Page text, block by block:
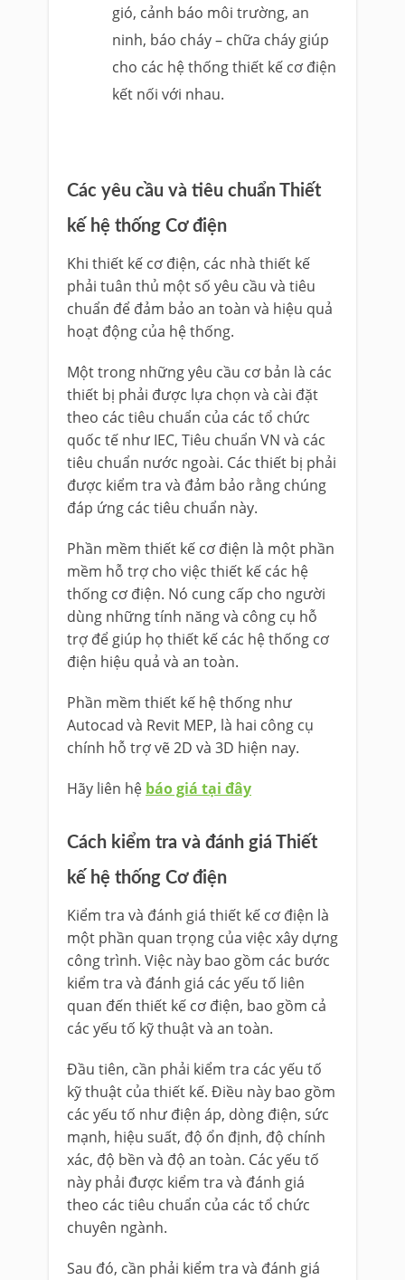
gió, cảnh báo môi trường, an
ninh, báo cháy – chữa cháy giúp
cho các hệ thống thiết kế cơ điện
kết nối với nhau.
Các yêu cầu và tiêu chuẩn Thiết
kế hệ thống Cơ điện
Khi thiết kế cơ điện, các nhà thiết kế
phải tuân thủ một số yêu cầu và tiêu
chuẩn để đảm bảo an toàn và hiệu quả
hoạt động của hệ thống.
Một trong những yêu cầu cơ bản là các
thiết bị phải được lựa chọn và cài đặt
theo các tiêu chuẩn của các tổ chức
quốc tế như IEC, Tiêu chuẩn VN và các
tiêu chuẩn nước ngoài. Các thiết bị phải
được kiểm tra và đảm bảo rằng chúng
đáp ứng các tiêu chuẩn này.
Phần mềm thiết kế cơ điện là một phần
mềm hỗ trợ cho việc thiết kế các hệ
thống cơ điện. Nó cung cấp cho người
dùng những tính năng và công cụ hỗ
trợ để giúp họ thiết kế các hệ thống cơ
điện hiệu quả và an toàn.
Phần mềm thiết kế hệ thống như
Autocad và Revit MEP, là hai công cụ
chính hỗ trợ vẽ 2D và 3D hiện nay.
Hãy liên hệ báo giá tại đây
Cách kiểm tra và đánh giá Thiết
kế hệ thống Cơ điện
Kiểm tra và đánh giá thiết kế cơ điện là
một phần quan trọng của việc xây dựng
công trình. Việc này bao gồm các bước
kiểm tra và đánh giá các yếu tố liên
quan đến thiết kế cơ điện, bao gồm cả
các yếu tố kỹ thuật và an toàn.
Đầu tiên, cần phải kiểm tra các yếu tố
kỹ thuật của thiết kế. Điều này bao gồm
các yếu tố như điện áp, dòng điện, sức
mạnh, hiệu suất, độ ổn định, độ chính
xác, độ bền và độ an toàn. Các yếu tố
này phải được kiểm tra và đánh giá
theo các tiêu chuẩn của các tổ chức
chuyên ngành.
Sau đó, cần phải kiểm tra và đánh giá